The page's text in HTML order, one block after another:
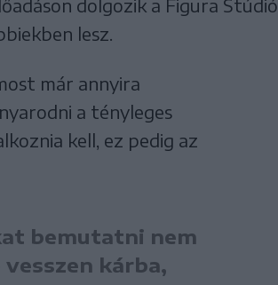
dolgozik a Figura Stúdió
lesz.
már annyira
a tényleges
kell, ez pedig az
bemutatni nem
kárba,